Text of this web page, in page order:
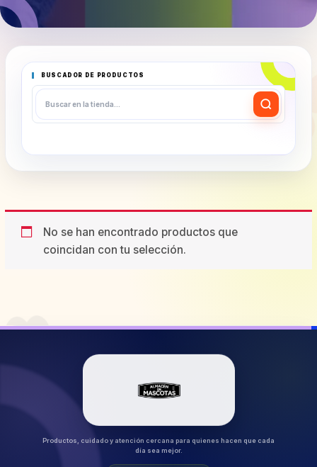
BUSCADOR DE PRODUCTOS
No se han encontrado productos que
coincidan con tu selección.
Productos, cuidado y atención cercana para quienes hacen que cada
día sea mejor.